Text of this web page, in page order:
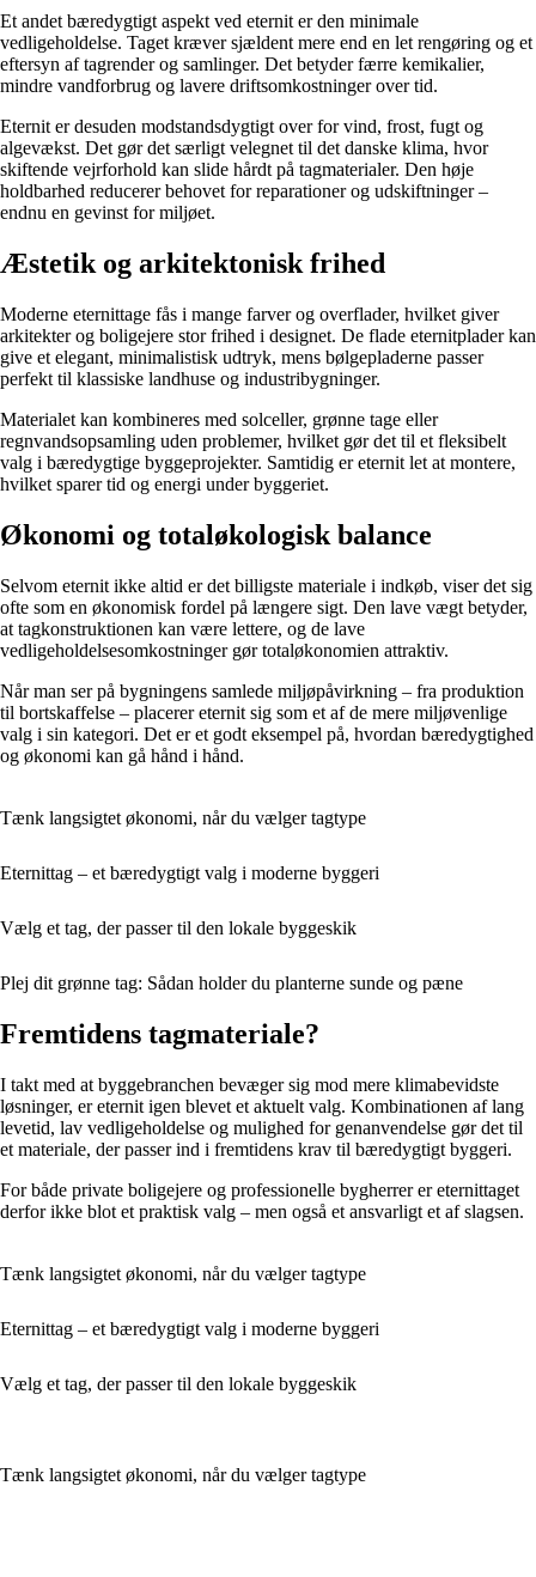
Et andet bæredygtigt aspekt ved eternit er den minimale
vedligeholdelse. Taget kræver sjældent mere end en let rengøring og et
eftersyn af tagrender og samlinger. Det betyder færre kemikalier,
mindre vandforbrug og lavere driftsomkostninger over tid.
Eternit er desuden modstandsdygtigt over for vind, frost, fugt og
algevækst. Det gør det særligt velegnet til det danske klima, hvor
skiftende vejrforhold kan slide hårdt på tagmaterialer. Den høje
holdbarhed reducerer behovet for reparationer og udskiftninger –
endnu en gevinst for miljøet.
Æstetik og arkitektonisk frihed
Moderne eternittage fås i mange farver og overflader, hvilket giver
arkitekter og boligejere stor frihed i designet. De flade eternitplader kan
give et elegant, minimalistisk udtryk, mens bølgepladerne passer
perfekt til klassiske landhuse og industribygninger.
Materialet kan kombineres med solceller, grønne tage eller
regnvandsopsamling uden problemer, hvilket gør det til et fleksibelt
valg i bæredygtige byggeprojekter. Samtidig er eternit let at montere,
hvilket sparer tid og energi under byggeriet.
Økonomi og totaløkologisk balance
Selvom eternit ikke altid er det billigste materiale i indkøb, viser det sig
ofte som en økonomisk fordel på længere sigt. Den lave vægt betyder,
at tagkonstruktionen kan være lettere, og de lave
vedligeholdelsesomkostninger gør totaløkonomien attraktiv.
Når man ser på bygningens samlede miljøpåvirkning – fra produktion
til bortskaffelse – placerer eternit sig som et af de mere miljøvenlige
valg i sin kategori. Det er et godt eksempel på, hvordan bæredygtighed
og økonomi kan gå hånd i hånd.
Tænk langsigtet økonomi, når du vælger tagtype
Eternittag – et bæredygtigt valg i moderne byggeri
Vælg et tag, der passer til den lokale byggeskik
Plej dit grønne tag: Sådan holder du planterne sunde og pæne
Fremtidens tagmateriale?
I takt med at byggebranchen bevæger sig mod mere klimabevidste
løsninger, er eternit igen blevet et aktuelt valg. Kombinationen af lang
levetid, lav vedligeholdelse og mulighed for genanvendelse gør det til
et materiale, der passer ind i fremtidens krav til bæredygtigt byggeri.
For både private boligejere og professionelle bygherrer er eternittaget
derfor ikke blot et praktisk valg – men også et ansvarligt et af slagsen.
Tænk langsigtet økonomi, når du vælger tagtype
Eternittag – et bæredygtigt valg i moderne byggeri
Vælg et tag, der passer til den lokale byggeskik
Tænk langsigtet økonomi, når du vælger tagtype